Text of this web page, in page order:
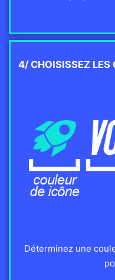
4/ CHOISISSEZ LES
Déterminez une